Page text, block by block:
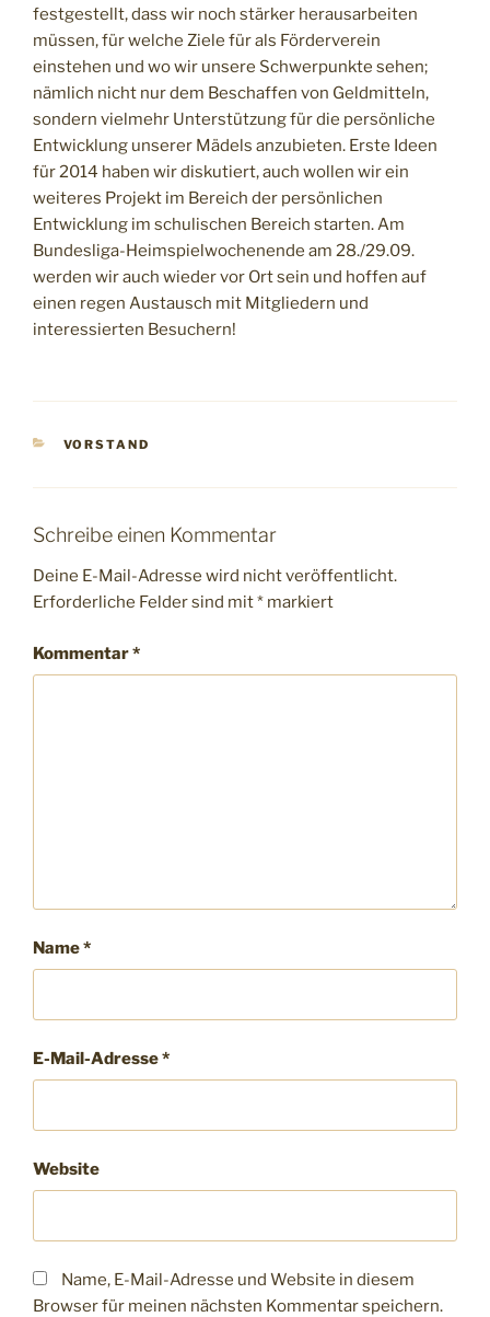
festgestellt, dass wir noch stärker herausarbeiten
müssen, für welche Ziele für als Förderverein
einstehen und wo wir unsere Schwerpunkte sehen;
nämlich nicht nur dem Beschaffen von Geldmitteln,
sondern vielmehr Unterstützung für die persönliche
Entwicklung unserer Mädels anzubieten. Erste Ideen
für 2014 haben wir diskutiert, auch wollen wir ein
weiteres Projekt im Bereich der persönlichen
Entwicklung im schulischen Bereich starten. Am
Bundesliga-Heimspielwochenende am 28./29.09.
werden wir auch wieder vor Ort sein und hoffen auf
einen regen Austausch mit Mitgliedern und
interessierten Besuchern!
KATEGORIEN
VORSTAND
Schreibe einen Kommentar
Deine E-Mail-Adresse wird nicht veröffentlicht.
Erforderliche Felder sind mit* markiert
Kommentar*
Name*
E-Mail-Adresse*
Website
Name, E-Mail-Adresse und Website in diesem
Browser für meinen nächsten Kommentar speichern.